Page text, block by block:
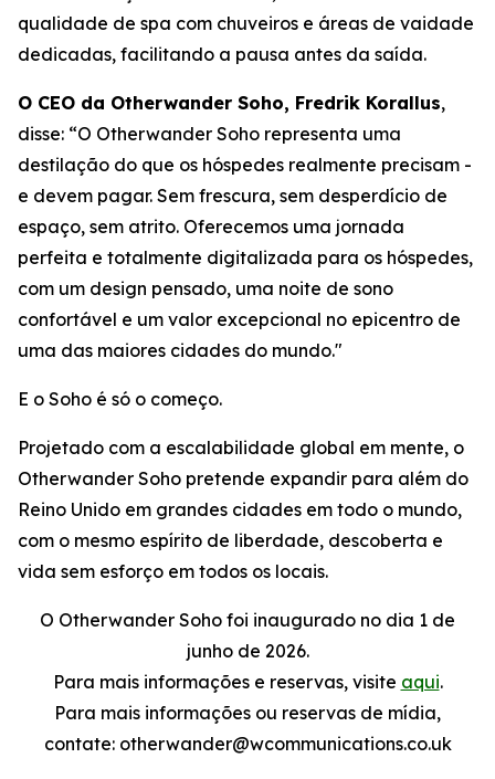
qualidade de spa com chuveiros e áreas de vaidade
dedicadas, facilitando a pausa antes da saída.
O CEO da Otherwander Soho, Fredrik Korallus,
disse: “O Otherwander Soho representa uma
destilação do que os hóspedes realmente precisam -
e devem pagar. Sem frescura, sem desperdício de
espaço, sem atrito. Oferecemos uma jornada
perfeita e totalmente digitalizada para os hóspedes,
com um design pensado, uma noite de sono
confortável e um valor excepcional no epicentro de
uma das maiores cidades do mundo."
E o Soho é só o começo.
Projetado com a escalabilidade global em mente, o
Otherwander Soho pretende expandir para além do
Reino Unido em grandes cidades em todo o mundo,
com o mesmo espírito de liberdade, descoberta e
vida sem esforço em todos os locais.
O Otherwander Soho foi inaugurado no dia 1 de
junho de 2026.
Para mais informações e reservas, visite aqui.
Para mais informações ou reservas de mídia,
contate: otherwander@wcommunications.co.uk